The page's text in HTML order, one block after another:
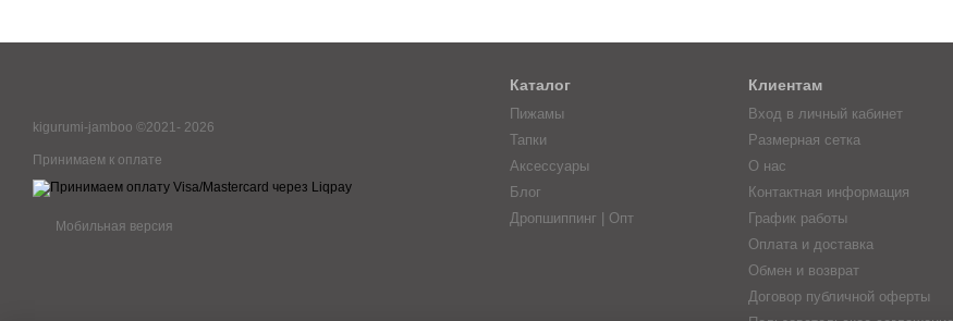
kigurumi-jamboo ©2021- 2026
Принимаем к оплате
Мобильная версия
Каталог
Пижамы
Тапки
Аксессуары
Блог
Дропшиппинг | Опт
Клиентам
Вход в личный кабинет
Размерная сетка
О нас
Контактная информация
График работы
Оплата и доставка
Обмен и возврат
Договор публичной оферты